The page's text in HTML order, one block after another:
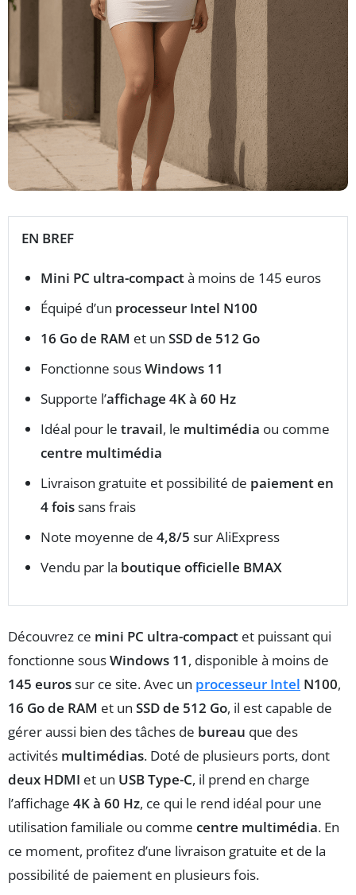
EN BREF
Mini PC ultra-compactà moins de 145 euros
Équipé d’un processeur Intel N100
16 Go de RAM et un SSD de 512 Go
Fonctionne sousWindows 11
Supporte l’affichage 4K à 60 Hz
Idéal pour le travail, le multimédia ou comme
centre multimédia
Livraison gratuite et possibilité de paiement en
4 foissans frais
Note moyenne de 4,8/5 sur AliExpress
Vendu par la boutique officielle BMAX
Découvrez ce mini PC ultra-compact et puissant qui
fonctionne sousWindows 11, disponible à moins de
145 eurossur ce site. Avec un processeur Intel N100,
16 Go de RAM et un SSD de 512 Go, il est capable de
gérer aussi bien des tâches de bureau que des
activités multimédias. Doté de plusieurs ports, dont
deux HDMI et un USB Type-C, il prend en charge
l’affichage 4K à 60 Hz, ce qui le rend idéal pour une
utilisation familiale ou comme centre multimédia. En
ce moment, profitez d’une livraison gratuite et de la
possibilité de paiement en plusieurs fois.